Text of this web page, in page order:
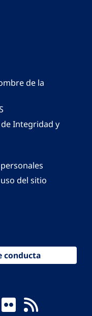
de la
Integridad y
del sitio
conducta